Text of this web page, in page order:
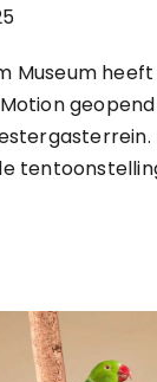
Museum